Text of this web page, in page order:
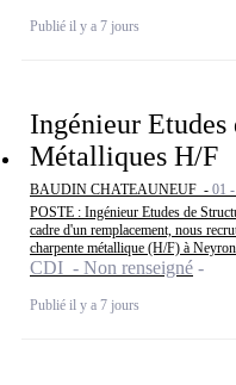
Publié il y a 7 jours
Ingénieur Etudes
Métalliques H/F
BAUDIN CHATEAUNEUF - 01
POSTE : Ingénieur Etudes de
cadre d'un remplacement, nous
charpente métallique (H/F) à Neyron
CDI - Non renseigné
Publié il y a 7 jours